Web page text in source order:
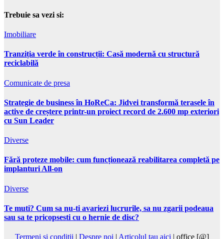
Trebuie sa vezi si:
Imobiliare
Tranziția verde în construcții: Casă modernă cu structură
reciclabilă
Comunicate de presa
Strategie de business în HoReCa: Jidvei transformă terasele în
active de creștere printr-un proiect record de 2.600 mp exteriori
cu Sun Leader
Diverse
Fără proteze mobile: cum funcționează reabilitarea completă pe
implanturi All-on
Diverse
Te muti? Cum sa nu-ti avariezi lucrurile, sa nu zgarii podeaua
sau sa te pricopsesti cu o hernie de disc?
Termeni si conditii | Despre noi | Articolul tau aici | office [@]